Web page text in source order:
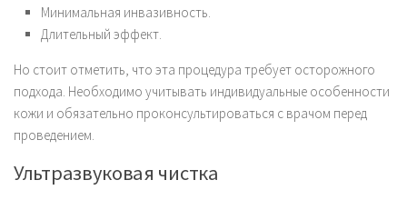
Минимальная инвазивность.
Длительный эффект.
Но стоит отметить, что эта процедура требует осторожного
подхода. Необходимо учитывать индивидуальные особенности
кожи и обязательно проконсультироваться с врачом перед
проведением.
Ультразвуковая чистка